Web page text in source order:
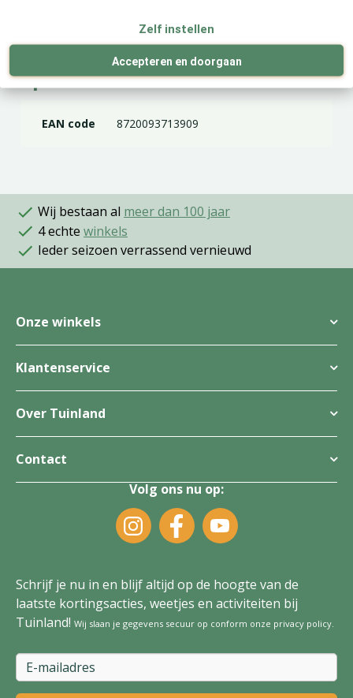
Zelf instellen
Accepteren en doorgaan
Specificaties
EAN code 8720093713909
Wij bestaan al meer dan 100 jaar
4 echte winkels
Ieder seizoen verrassend vernieuwd
Onze winkels
Klantenservice
Over Tuinland
Contact
Volg ons nu op:
Schrijf je nu in en blijf altijd op de hoogte van de
laatste kortingsacties, weetjes en activiteiten bij
Tuinland! Wij slaan je gegevens secuur op conform onze privacy policy.